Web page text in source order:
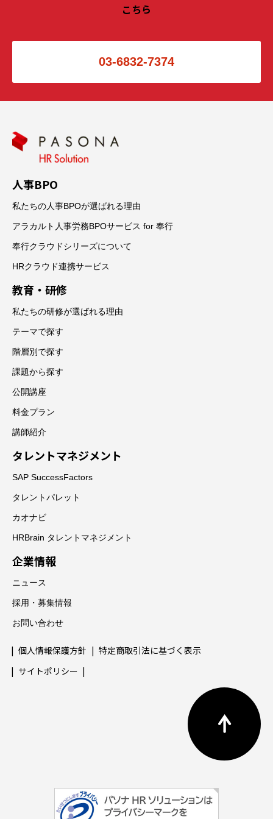
こちら
03-6832-7374
人事BPO
私たちの人事BPOが選ばれる理由
アラカルト人事労務BPOサービス for 奉行
奉行クラウドシリーズについて
HRクラウド連携サービス
教育・研修
私たちの研修が選ばれる理由
テーマで探す
階層別で探す
課題から探す
公開講座
料金プラン
講師紹介
タレントマネジメント
SAP SuccessFactors
タレントパレット
カオナビ
HRBrain タレントマネジメント
企業情報
ニュース
採用・募集情報
お問い合わせ
個人情報保護方針
特定商取引法に基づく表示
サイトポリシー